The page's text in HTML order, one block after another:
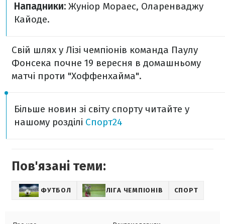
Нападники: Жуніор Мораес, Оларенваджу
Кайоде.
Свій шлях у Лізі чемпіонів команда Паулу
Фонсека почне 19 вересня в домашньому
матчі проти "Хоффенхайма".
Більше новин зі світу спорту читайте у
нашому розділі Спорт24
Пов'язані теми:
ФУТБОЛ ЛІГА ЧЕМПІОНІВ СПОРТ